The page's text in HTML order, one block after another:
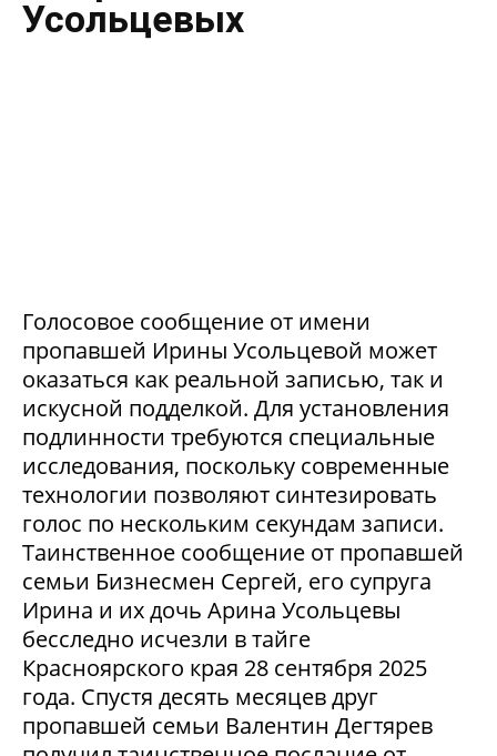
Усольцевых
Голосовое сообщение от имени
пропавшей Ирины Усольцевой может
оказаться как реальной записью, так и
искусной подделкой. Для установления
подлинности требуются специальные
исследования, поскольку современные
технологии позволяют синтезировать
голос по нескольким секундам записи.
Таинственное сообщение от пропавшей
семьи Бизнесмен Сергей, его супруга
Ирина и их дочь Арина Усольцевы
бесследно исчезли в тайге
Красноярского края 28 сентября 2025
года. Спустя десять месяцев друг
пропавшей семьи Валентин Дегтярев